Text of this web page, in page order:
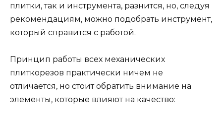
плитки, так и инструмента, разнится, но, следуя
рекомендациям, можно подобрать инструмент,
который справится с работой.
Принцип работы всех механических
плиткорезов практически ничем не
отличается, но стоит обратить внимание на
элементы, которые влияют на качество: